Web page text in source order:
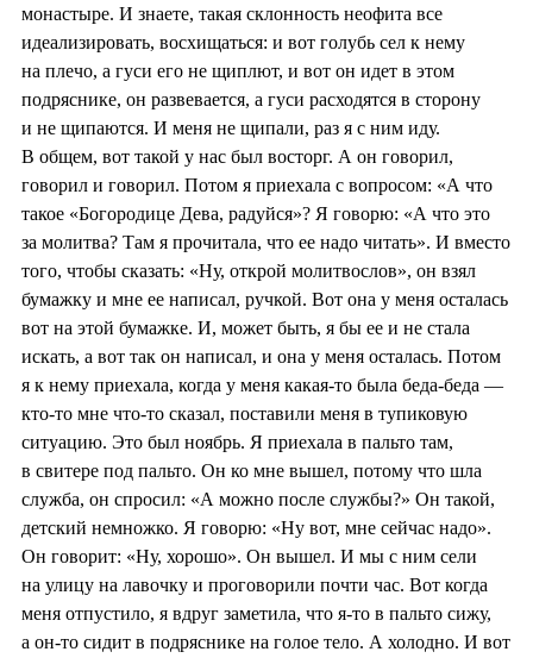
монастыре. И знаете, такая склонность неофита все
идеализировать, восхищаться: и вот голубь сел к нему
на плечо, а гуси его не щиплют, и вот он идет в этом
подряснике, он развевается, а гуси расходятся в сторону
и не щипаются. И меня не щипали, раз я с ним иду.
В общем, вот такой у нас был восторг. А он говорил,
говорил и говорил. Потом я приехала с вопросом: «А что
такое «Богородице Дева, радуйся»? Я говорю: «А что это
за молитва? Там я прочитала, что ее надо читать». И вместо
того, чтобы сказать: «Ну, открой молитвослов», он взял
бумажку и мне ее написал, ручкой. Вот она у меня осталась
вот на этой бумажке. И, может быть, я бы ее и не стала
искать, а вот так он написал, и она у меня осталась. Потом
я к нему приехала, когда у меня какая-то была беда-беда —
кто-то мне что-то сказал, поставили меня в тупиковую
ситуацию. Это был ноябрь. Я приехала в пальто там,
в свитере под пальто. Он ко мне вышел, потому что шла
служба, он спросил: «А можно после службы?» Он такой,
детский немножко. Я говорю: «Ну вот, мне сейчас надо».
Он говорит: «Ну, хорошо». Он вышел. И мы с ним сели
на улицу на лавочку и проговорили почти час. Вот когда
меня отпустило, я вдруг заметила, что я-то в пальто сижу,
а он-то сидит в подряснике на голое тело. А холодно. И вот